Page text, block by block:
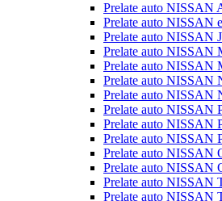
Prelate auto NISSAN
Prelate auto NISSAN
Prelate auto NISSAN
Prelate auto NISSAN
Prelate auto NISSAN
Prelate auto NISSAN
Prelate auto NISSAN
Prelate auto NISSAN
Prelate auto NISSAN
Prelate auto NISSAN
Prelate auto NISSAN
Prelate auto NISSAN
Prelate auto NISSAN
Prelate auto NISSAN